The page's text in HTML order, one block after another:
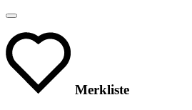
Merkliste